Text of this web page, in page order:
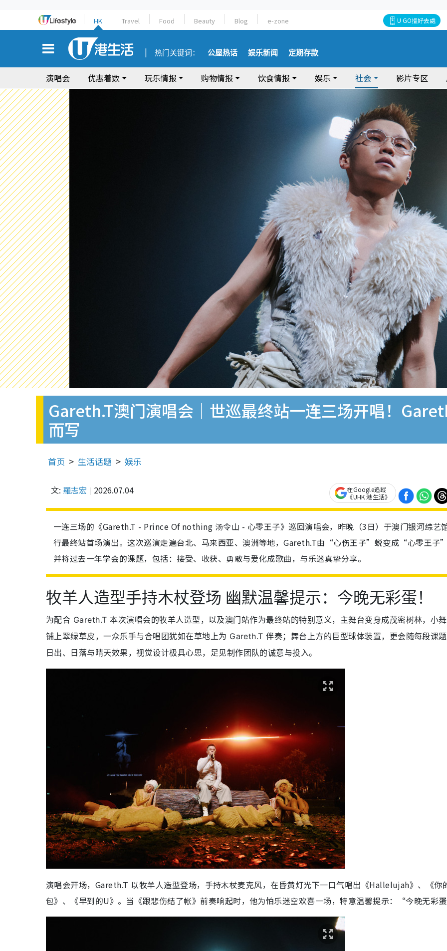
HK Travel Food Beauty Blog e-zone U GO搵好去處
热门关键词： 公屋热话 娱乐新闻 定期存款
演唱会 优惠着数 玩乐情报 购物情报 饮食情报 娱乐 社会 影片专区
Gareth.T澳门演唱会｜世巡最终站一连三场开唱！
而写
首页 生活话题 娱乐
文: 羅志宏 2026.07.04
在Google追蹤
《UHK 港生活》
一连三场的《Gareth.T - Prince Of nothing 汤令山 - 心零王子》巡回演唱会，昨晚（3日）于澳门银河综艺
行最终站首场演出。这次巡演走遍台北、马来西亚、澳洲等地，Gareth.T由“心伤王子”蜕变成“心零王子
并将过去一年学会的课题，包括：接受、收获、勇敢与爱化成歌曲，与乐迷真挚分享。
牧羊人造型手持木杖登场 幽默温馨提示：今晚无彩蛋！
为配合 Gareth.T 本次演唱会的牧羊人造型，以及澳门站作为最终站的特别意义，主舞台变身成茂密树林，小
铺上翠绿草皮，一众乐手与合唱团犹如在草地上为 Gareth.T 伴奏；舞台上方的巨型球体装置，更会随每段课
日出、日落与晴天效果，视觉设计极具心思，足见制作团队的诚意与投入。
演唱会开场，Gareth.T 以牧羊人造型登场，手持木杖麦克风，在昏黄灯光下一口气唱出《Hallelujah》、《你
包》、《早到的U》。当《跟悲伤结了帐》前奏响起时，他为怕乐迷空欢喜一场，特意温馨提示：“今晚无彩